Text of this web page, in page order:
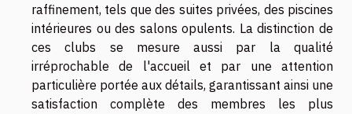
raffinement, tels que des suites privées, des piscines
intérieures ou des salons opulents. La distinction de
ces clubs se mesure aussi par la qualité
irréprochable de l'accueil et par une attention
particulière portée aux détails, garantissant ainsi une
satisfaction complète des membres les plus